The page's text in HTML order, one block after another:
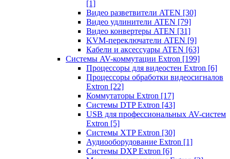
[1]
Видео разветвители ATEN [30]
Видео удлинители ATEN [79]
Видео конвертеры ATEN [31]
KVM-переключатели ATEN [9]
Кабели и аксессуары ATEN [63]
Системы AV-коммутации Extron [199]
Процессоры для видеостен Extron [6]
Процессоры обработки видеосигналов
Extron [22]
Коммутаторы Extron [17]
Системы DTP Extron [43]
USB для профессиональных AV-систем
Extron [5]
Системы XTP Extron [30]
Аудиооборудование Extron [1]
Системы DXP Extron [6]